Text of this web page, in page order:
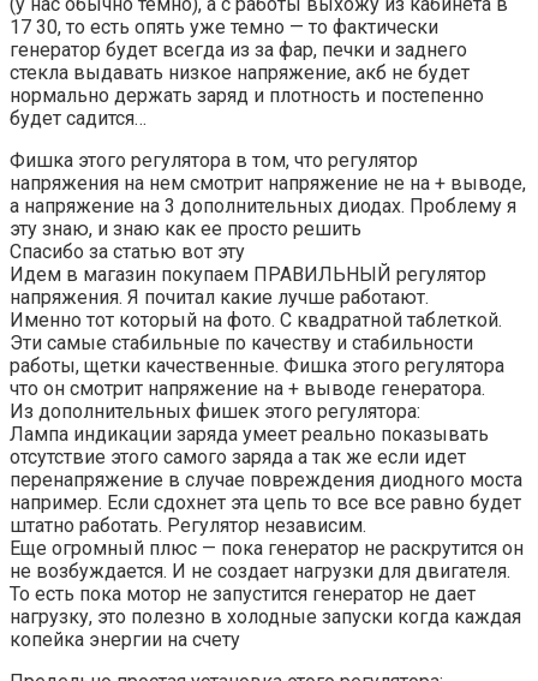
17 30, то есть опять уже темно — то фактически
генератор будет всегда из за фар, печки и заднего
стекла выдавать низкое напряжение, акб не будет
нормально держать заряд и плотность и постепенно
будет садится…
Фишка этого регулятора в том, что регулятор
напряжения на нем смотрит напряжение не на + выводе,
а напряжение на 3 дополнительных диодах. Проблему я
эту знаю, и знаю как ее просто решить
Спасибо за статью вот эту
Идем в магазин покупаем ПРАВИЛЬНЫЙ регулятор
напряжения. Я почитал какие лучше работают.
Именно тот который на фото. С квадратной таблеткой.
Эти самые стабильные по качеству и стабильности
работы, щетки качественные. Фишка этого регулятора
что он смотрит напряжение на + выводе генератора.
Из дополнительных фишек этого регулятора:
Лампа индикации заряда умеет реально показывать
отсутствие этого самого заряда а так же если идет
перенапряжение в случае повреждения диодного моста
например. Если сдохнет эта цепь то все все равно будет
штатно работать. Регулятор независим.
Еще огромный плюс — пока генератор не раскрутится он
не возбуждается. И не создает нагрузки для двигателя.
То есть пока мотор не запустится генератор не дает
нагрузку, это полезно в холодные запуски когда каждая
копейка энергии на счету